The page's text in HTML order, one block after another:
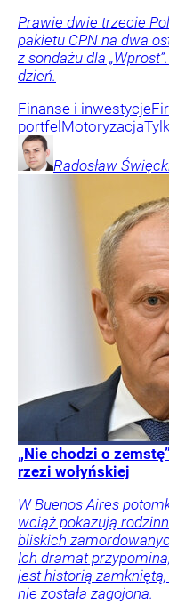
Prawie dwie trzecie
pakietu CPN na dwa
z sondażu dla
dzień.
Finanse i inwestycje
portfel Motoryzacja
Radosław
„Nie chodzi o
rzezi wołyńskiej
W Buenos Aires
wciąż pokazują
bliskich
Ich dramat
jest historią
nie została zagojona.